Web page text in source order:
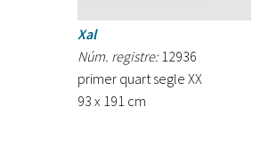
Xal
Núm. registre: 12936
primer quart segle XX
93 x 191 cm